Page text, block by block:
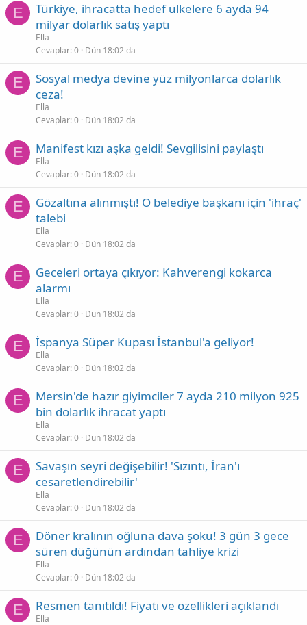
E
Türkiye, ihracatta hedef ülkelere 6 ayda 94
milyar dolarlık satış yaptı
Ella
Cevaplar 0 Dün 18:02 da
E
Sosyal medya devine yüz milyonlarca dolarlık
ceza!
Ella
Cevaplar 0 Dün 18:02 da
E Manifest kızı aşka geldi! Sevgilisini paylaştı
Ella
Cevaplar 0 Dün 18:02 da
E
Gözaltına alınmıştı! O belediye başkanı için 'ihraç'
talebi
Ella
Cevaplar 0 Dün 18:02 da
E
Geceleri ortaya çıkıyor: Kahverengi kokarca
alarmı
Ella
Cevaplar 0 Dün 18:02 da
E İspanya Süper Kupası İstanbul'a geliyor!
Ella
Cevaplar 0 Dün 18:02 da
E
Mersin'de hazır giyimciler 7 ayda 210 milyon 925
bin dolarlık ihracat yaptı
Ella
Cevaplar 0 Dün 18:02 da
E
Savaşın seyri değişebilir! 'Sızıntı, İran'ı
cesaretlendirebilir'
Ella
Cevaplar 0 Dün 18:02 da
E
Döner kralının oğluna dava şoku! 3 gün 3 gece
süren düğünün ardından tahliye krizi
Ella
Cevaplar 0 Dün 18:02 da
E Resmen tanıtıldı! Fiyatı ve özellikleri açıklandı
Ella